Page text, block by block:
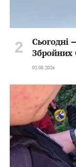
Сьогодні
Збройних
02.08.2026